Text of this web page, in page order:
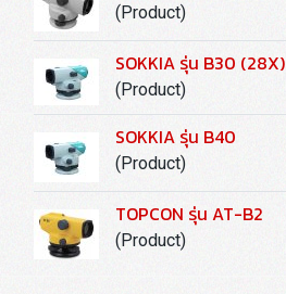
(Product)
SOKKIA รุ่น B30 (28X)
(Product)
SOKKIA รุ่น B40
(Product)
TOPCON รุ่น AT-B2
(Product)